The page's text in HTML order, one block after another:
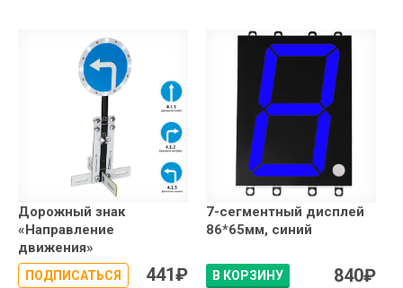
Дорожный знак
«Направление
движения»
ПОДПИСАТЬСЯ 441₽
7-сегментный дисплей
86*65мм, синий
В КОРЗИНУ 840₽